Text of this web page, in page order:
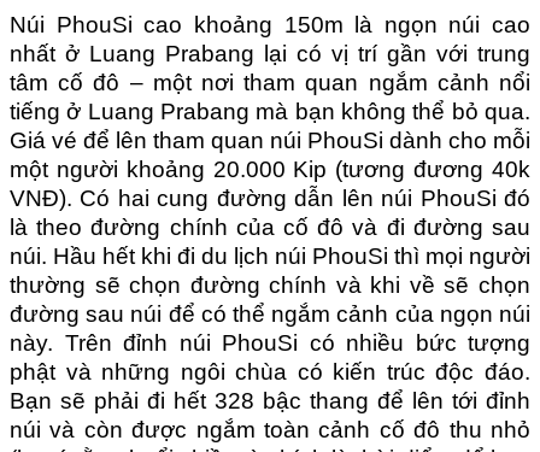
Núi PhouSi cao khoảng 150m là ngọn núi cao
nhất ở Luang Prabang lại có vị trí gần với trung
tâm cố đô – một nơi tham quan ngắm cảnh nổi
tiếng ở Luang Prabang mà bạn không thể bỏ qua.
Giá vé để lên tham quan núi PhouSi dành cho mỗi
một người khoảng 20.000 Kip (tương đương 40k
VNĐ). Có hai cung đường dẫn lên núi PhouSi đó
là theo đường chính của cố đô và đi đường sau
núi. Hầu hết khi đi du lịch núi PhouSi thì mọi người
thường sẽ chọn đường chính và khi về sẽ chọn
đường sau núi để có thể ngắm cảnh của ngọn núi
này. Trên đỉnh núi PhouSi có nhiều bức tượng
phật và những ngôi chùa có kiến trúc độc đáo.
Bạn sẽ phải đi hết 328 bậc thang để lên tới đỉnh
núi và còn được ngắm toàn cảnh cố đô thu nhỏ